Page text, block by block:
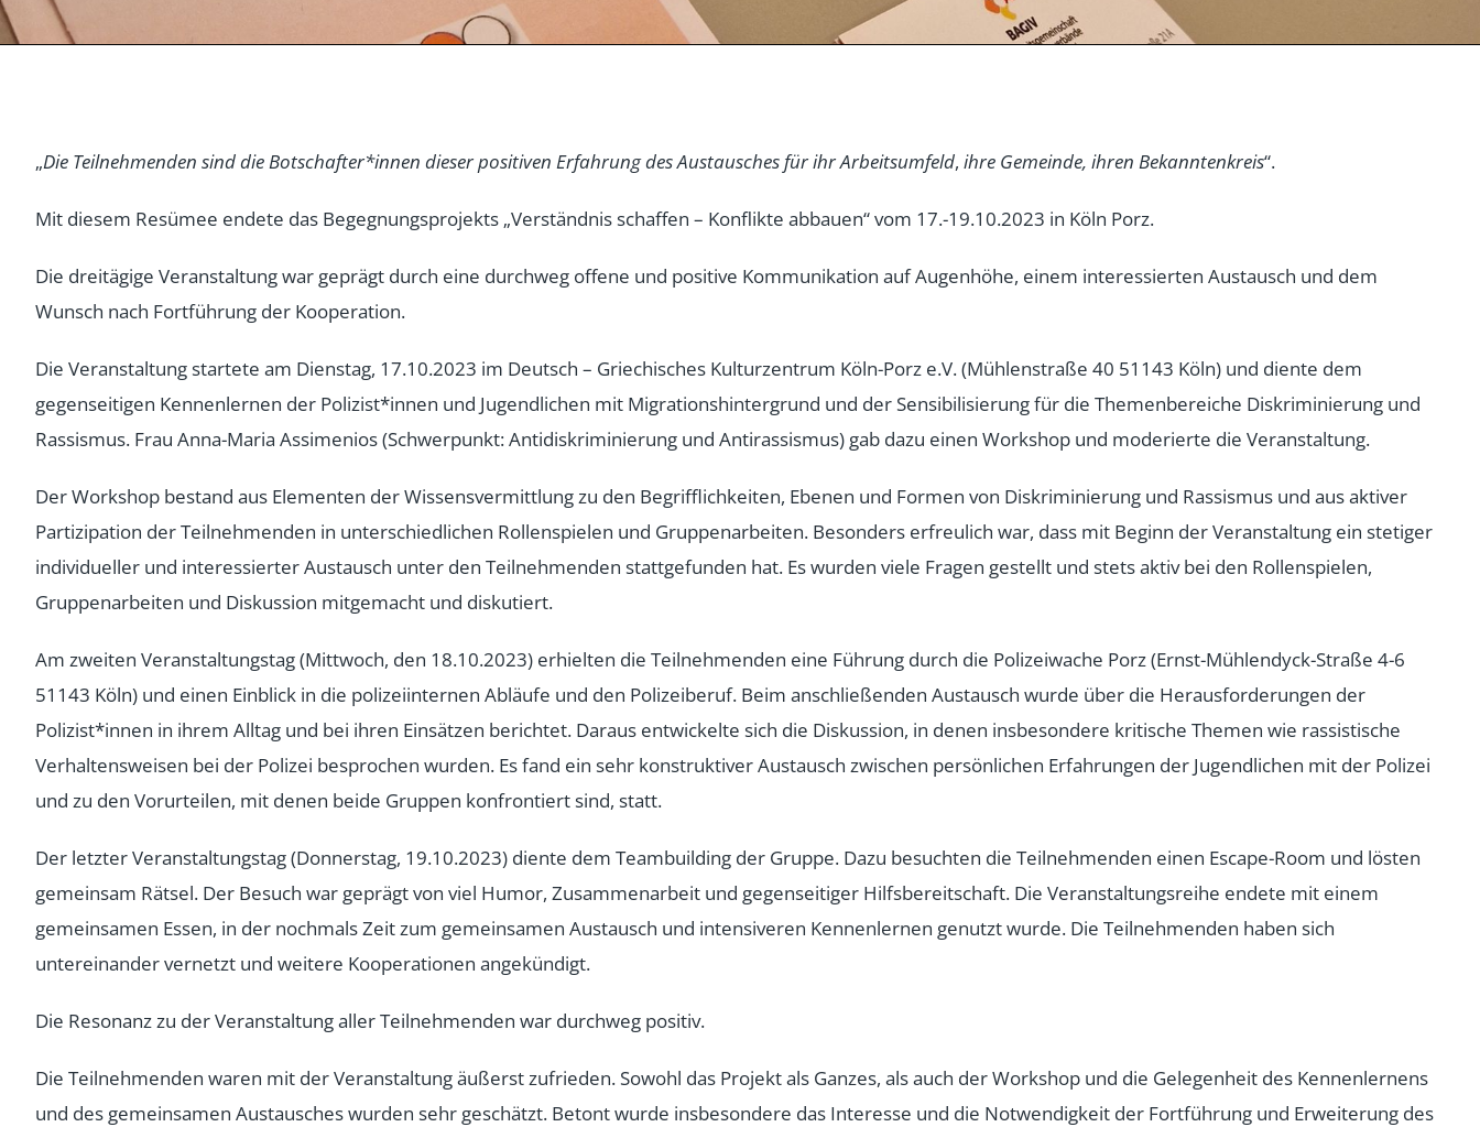
„Die Teilnehmenden sind die Botschafter*innen dieser positiven Erfahrung des Austausches für ihr Arbeitsumfeld, ihre Gemeinde, ihren Bekanntenkreis“.
Mit diesem Resümee endete das Begegnungsprojekts „Verständnis schaffen – Konflikte abbauen“ vom 17.-19.10.2023 in Köln Porz.
Die dreitägige Veranstaltung war geprägt durch eine durchweg offene und positive Kommunikation auf Augenhöhe, einem interessierten Austausch und dem
Wunsch nach Fortführung der Kooperation.
Die Veranstaltung startete am Dienstag, 17.10.2023 im Deutsch – Griechisches Kulturzentrum Köln-Porz e.V. (Mühlenstraße 40 51143 Köln) und diente dem
gegenseitigen Kennenlernen der Polizist*innen und Jugendlichen mit Migrationshintergrund und der Sensibilisierung für die Themenbereiche Diskriminierung und
Rassismus. Frau Anna-Maria Assimenios (Schwerpunkt: Antidiskriminierung und Antirassismus) gab dazu einen Workshop und moderierte die Veranstaltung.
Der Workshop bestand aus Elementen der Wissensvermittlung zu den Begrifflichkeiten, Ebenen und Formen von Diskriminierung und Rassismus und aus aktiver
Partizipation der Teilnehmenden in unterschiedlichen Rollenspielen und Gruppenarbeiten. Besonders erfreulich war, dass mit Beginn der Veranstaltung ein stetiger
individueller und interessierter Austausch unter den Teilnehmenden stattgefunden hat. Es wurden viele Fragen gestellt und stets aktiv bei den Rollenspielen,
Gruppenarbeiten und Diskussion mitgemacht und diskutiert.
Am zweiten Veranstaltungstag (Mittwoch, den 18.10.2023) erhielten die Teilnehmenden eine Führung durch die Polizeiwache Porz (Ernst-Mühlendyck-Straße 4-6
51143 Köln) und einen Einblick in die polizeiinternen Abläufe und den Polizeiberuf. Beim anschließenden Austausch wurde über die Herausforderungen der
Polizist*innen in ihrem Alltag und bei ihren Einsätzen berichtet. Daraus entwickelte sich die Diskussion, in denen insbesondere kritische Themen wie rassistische
Verhaltensweisen bei der Polizei besprochen wurden. Es fand ein sehr konstruktiver Austausch zwischen persönlichen Erfahrungen der Jugendlichen mit der Polizei
und zu den Vorurteilen, mit denen beide Gruppen konfrontiert sind, statt.
Der letzter Veranstaltungstag (Donnerstag, 19.10.2023) diente dem Teambuilding der Gruppe. Dazu besuchten die Teilnehmenden einen Escape-Room und lösten
gemeinsam Rätsel. Der Besuch war geprägt von viel Humor, Zusammenarbeit und gegenseitiger Hilfsbereitschaft. Die Veranstaltungsreihe endete mit einem
gemeinsamen Essen, in der nochmals Zeit zum gemeinsamen Austausch und intensiveren Kennenlernen genutzt wurde. Die Teilnehmenden haben sich
untereinander vernetzt und weitere Kooperationen angekündigt.
Die Resonanz zu der Veranstaltung aller Teilnehmenden war durchweg positiv.
Die Teilnehmenden waren mit der Veranstaltung äußerst zufrieden. Sowohl das Projekt als Ganzes, als auch der Workshop und die Gelegenheit des Kennenlernens
und des gemeinsamen Austausches wurden sehr geschätzt. Betont wurde insbesondere das Interesse und die Notwendigkeit der Fortführung und Erweiterung des